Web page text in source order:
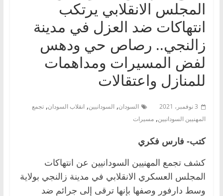
المجلس الانقلابي يرتكب
انتهاكات ضد العزل في مدينة
زالنجي.. رصاص حي ودهس
لفض المسيرات ومداهمات
للمنازل واعتقالات
3 نوفمبر، 2021 السودان, السودانيين, انقلاب السودان, تجمع
المهنيين السودانيين, مسيرات
كتب- فارس فكري
كشف تجمع المهنيين السودانيين عن انتهاكات
المجلس العسكري الانقلابي في مدينة زالنجي بولاية
وسط دارفور وصفها بإنها ترقى إلى جرائم ضد